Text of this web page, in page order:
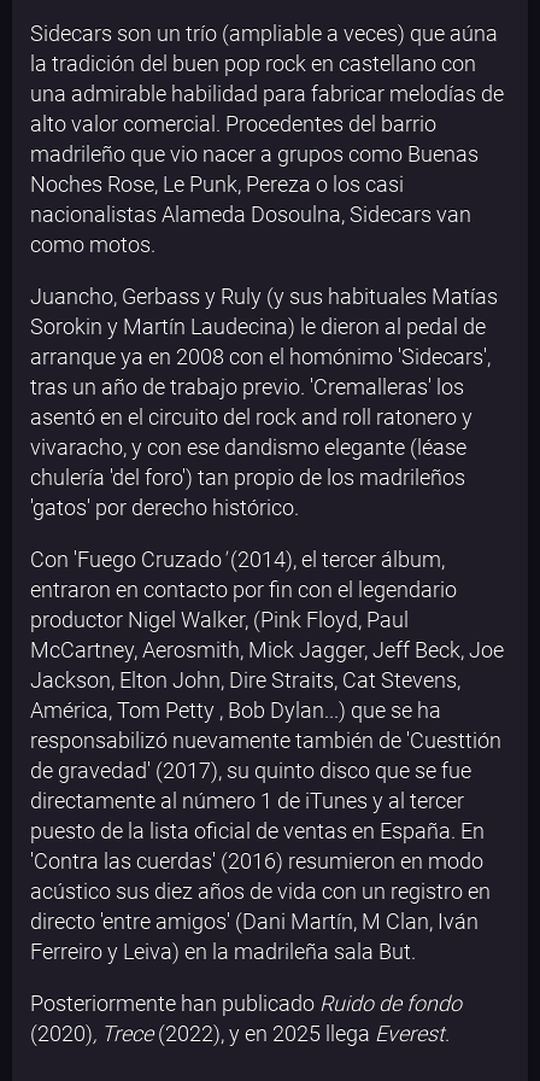
Sidecars son un trío (ampliable a veces) que aúna
la tradición del buen pop rock en castellano con
una admirable habilidad para fabricar melodías de
alto valor comercial. Procedentes del barrio
madrileño que vio nacer a grupos como Buenas
Noches Rose, Le Punk, Pereza o los casi
nacionalistas Alameda Dosoulna, Sidecars van
como motos.
Juancho, Gerbass y Ruly (y sus habituales Matías
Sorokin y Martín Laudecina) le dieron al pedal de
arranque ya en 2008 con el homónimo 'Sidecars',
tras un año de trabajo previo. 'Cremalleras' los
asentó en el circuito del rock and roll ratonero y
vivaracho, y con ese dandismo elegante (léase
chulería 'del foro') tan propio de los madrileños
'gatos' por derecho histórico.
Con 'Fuego Cruzado'(2014), el tercer álbum,
entraron en contacto por fin con el legendario
productor Nigel Walker, (Pink Floyd, Paul
McCartney, Aerosmith, Mick Jagger, Jeff Beck, Joe
Jackson, Elton John, Dire Straits, Cat Stevens,
América, Tom Petty , Bob Dylan...) que se ha
responsabilizó nuevamente también de 'Cuesttión
de gravedad' (2017), su quinto disco que se fue
directamente al número 1 de iTunes y al tercer
puesto de la lista oficial de ventas en España. En
'Contra las cuerdas' (2016) resumieron en modo
acústico sus diez años de vida con un registro en
directo 'entre amigos' (Dani Martín, M Clan, Iván
Ferreiro y Leiva) en la madrileña sala But.
Posteriormente han publicado Ruido de fondo
(2020), Trece(2022), y en 2025 llega Everest.